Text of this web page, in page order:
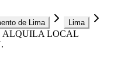
de Lima Lima
ALQUILA LOCAL